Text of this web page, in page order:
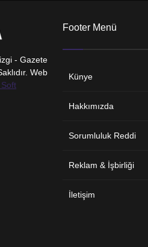
- Gazete
Web
Footer Menü
Künye
Hakkımızda
Sorumluluk Reddi
Reklam & İşbirliği
İletişim